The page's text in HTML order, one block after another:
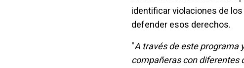
identificar violaciones de
defender esos derechos.
"A través de este programa
compañeras con diferentes